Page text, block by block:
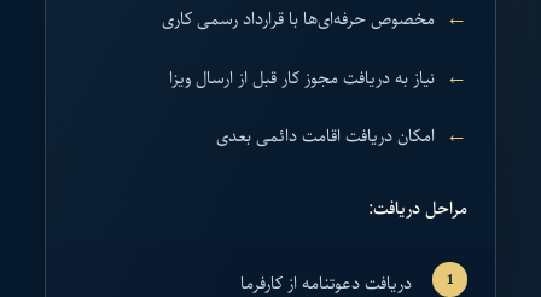
مخصوص حرفه‌ای‌ها با قرارداد رسمی کاری
نیاز به دریافت مجوز کار قبل از ارسال ویزا
امکان دریافت اقامت دائمی بعدی
مراحل دریافت:
دریافت دعوتنامه از کارفرما